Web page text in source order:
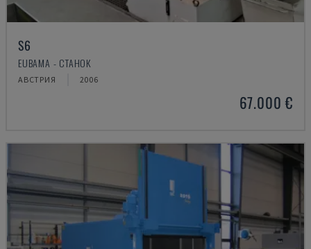
S6
EUBAMA - СТАНОК
АВСТРИЯ 2006
67.000 €